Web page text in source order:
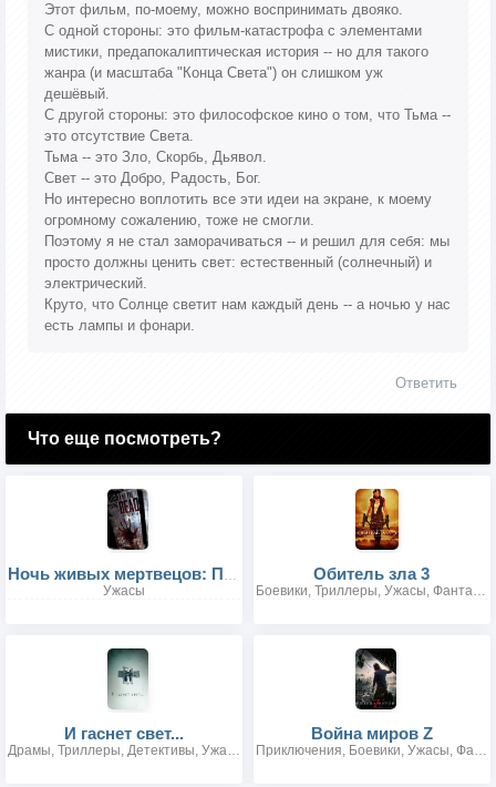
Этот фильм, по-моему, можно воспринимать двояко.
С одной стороны: это фильм-катастрофа с элементами
мистики, предапокалиптическая история -- но для такого
жанра (и масштаба "Конца Света") он слишком уж
дешёвый.
С другой стороны: это философское кино о том, что Тьма --
это отсутствие Света.
Тьма -- это Зло, Скорбь, Дьявол.
Свет -- это Добро, Радость, Бог.
Но интересно воплотить все эти идеи на экране, к моему
огромному сожалению, тоже не смогли.
Поэтому я не стал заморачиваться -- и решил для себя: мы
просто должны ценить свет: естественный (солнечный) и
электрический.
Круто, что Солнце светит нам каждый день -- а ночью у нас
есть лампы и фонари.
Ответить
Что еще посмотреть?
Ночь живых мертвецов: Перерождение
Ужасы
Обитель зла 3
Боевики, Триллеры, Ужасы, Фантастика
И гаснет свет...
Драмы, Триллеры, Детективы, Ужасы
Война миров Z
Приключения, Боевики, Ужасы, Фантастика